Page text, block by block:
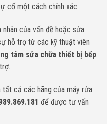
cố một cách chính xác.
nhân của vấn đề hoặc sửa
hỗ trợ từ các kỹ thuật viên
tâm sửa chữa thiết bị bếp
tất cả các hãng của máy rửa
để được tư vấn